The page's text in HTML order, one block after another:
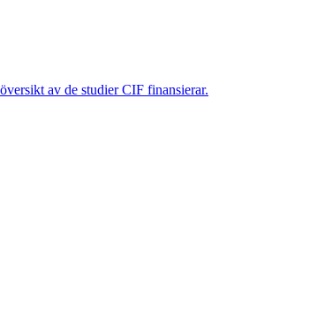
översikt av de studier CIF finansierar.